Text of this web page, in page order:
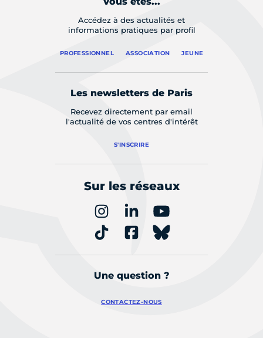
Accédez à des actualités et
informations pratiques par profil
PROFESSIONNEL ASSOCIATION JEUNE
Les newsletters de Paris
Recevez directement par email
l'actualité de vos centres d'intérêt
S'INSCRIRE
Sur les réseaux
Une question ?
CONTACTEZ-NOUS